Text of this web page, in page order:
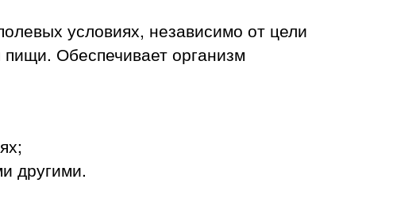
условиях, независимо от цели
Обеспечивает организм
другими.